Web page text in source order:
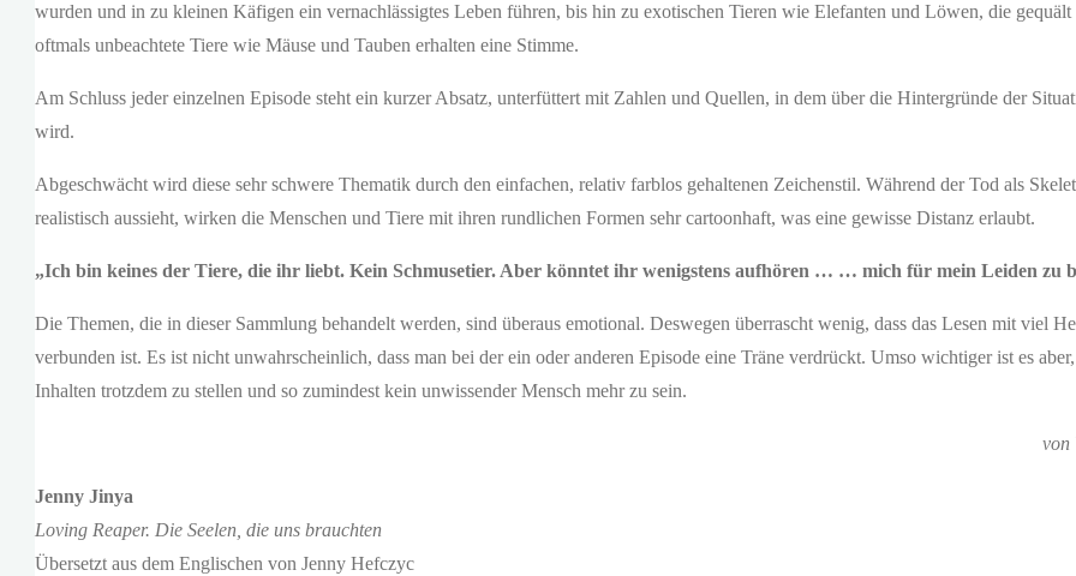
wurden und in zu kleinen Käfigen ein vernachlässigtes Leben führen, bis hin zu exotischen Tieren wie Elefanten und Löwen, die
oftmals unbeachtete Tiere wie Mäuse und Tauben erhalten eine Stimme.
Am Schluss jeder einzelnen Episode steht ein kurzer Absatz, unterfüttert mit Zahlen und Quellen, in dem über die Hintergründe der
wird.
Abgeschwächt wird diese sehr schwere Thematik durch den einfachen, relativ farblos gehaltenen Zeichenstil. Während der Tod als
realistisch aussieht, wirken die Menschen und Tiere mit ihren rundlichen Formen sehr cartoonhaft, was eine gewisse Distanz erlaubt.
„Ich bin keines der Tiere, die ihr liebt. Kein Schmusetier. Aber könntet ihr wenigstens aufhören … … mich für mein Leiden zu
Die Themen, die in dieser Sammlung behandelt werden, sind überaus emotional. Deswegen überrascht wenig, dass das Lesen mit viel
verbunden ist. Es ist nicht unwahrscheinlich, dass man bei der ein oder anderen Episode eine Träne verdrückt. Umso wichtiger ist es
Inhalten trotzdem zu stellen und so zumindest kein unwissender Mensch mehr zu sein.
von
Jenny Jinya
Loving Reaper. Die Seelen, die uns brauchten
Übersetzt aus dem Englischen von Jenny Hefczyc